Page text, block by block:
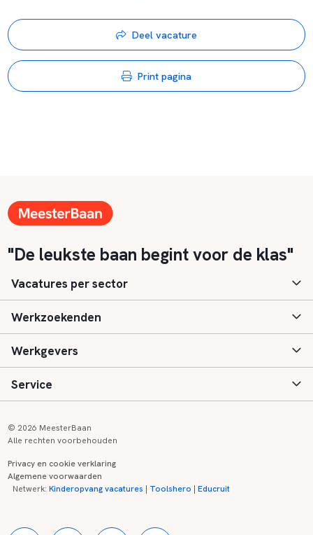
Deel vacature
Print pagina
"De leukste baan begint voor de klas"
Vacatures per sector
Basisonderwijs
Speciaal (basis) onderwijs
Voortgezet onderwijs
Kinderopvang
Werkzoekenden
Aanmelden
Vacatures
Zij-instroom informatie
Werkgevers
Inloggen
Registreren
Service
Onderwijs links
© 2026 MeesterBaan
Alle rechten voorbehouden
Privacy en cookie verklaring
Algemene voorwaarden
Netwerk:Kinderopvang vacatures | Toolshero |Educruit